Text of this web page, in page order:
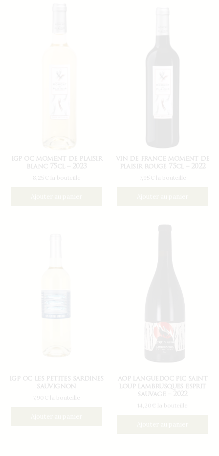
igp oc moment de plaisir
blanc 75cl – 2023
8,25€ la bouteille
vin de france moment de
plaisir rouge 75cl – 2022
7,95€ la bouteille
igp oc les petites sardines
sauvignon
7,90€ la bouteille
aop languedoc pic saint
loup lambrusques esprit
sauvage – 2022
14,20€ la bouteille